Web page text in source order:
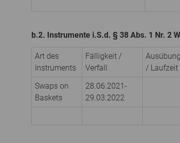
b.2. Instrumente i.S.d. § 38 Abs. 1 Nr. 2
Art des
Instruments
Fälligkeit /
Verfall
/ Laufzeit
Swaps on
Baskets
28.06.2021-
29.03.2022